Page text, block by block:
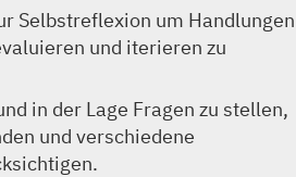
Selbstreflexion um Handlungen
und iterieren zu
in der Lage Fragen zu stellen,
und verschiedene